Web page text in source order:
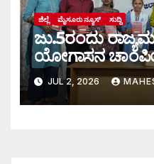
ಜಿಲ್ಲೆ ಮೈಸೂರು ನ್ಯೂಸ್ ಸುದ್ದಿ
ಜು.5ರಂದು
ಯೋಗಾಸನ
JUL 2, 2026